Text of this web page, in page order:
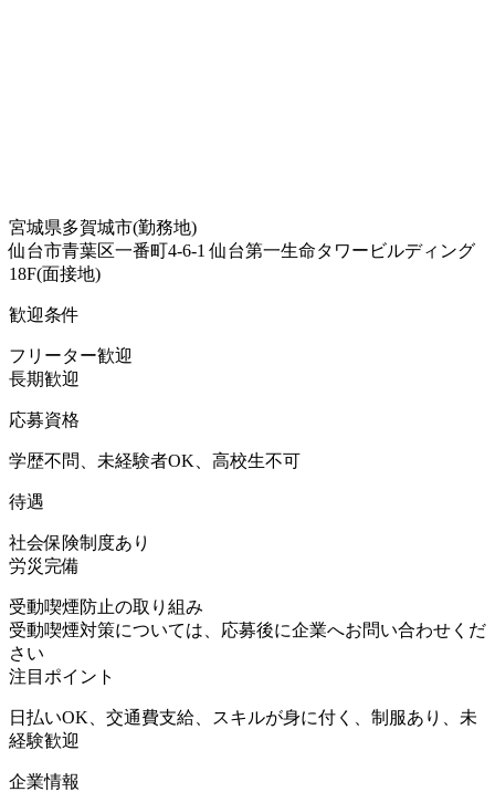
宮城県多賀城市(勤務地)
仙台市青葉区一番町4-6-1 仙台第一生命タワービルディング
18F(面接地)
歓迎条件
フリーター歓迎
長期歓迎
応募資格
学歴不問、未経験者OK、高校生不可
待遇
社会保険制度あり
労災完備
受動喫煙防止の取り組み
受動喫煙対策については、応募後に企業へお問い合わせくだ
さい
注目ポイント
日払いOK、交通費支給、スキルが身に付く、制服あり、未
経験歓迎
企業情報